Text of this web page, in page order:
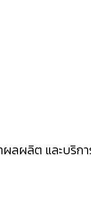
ลผลิต และบริกา